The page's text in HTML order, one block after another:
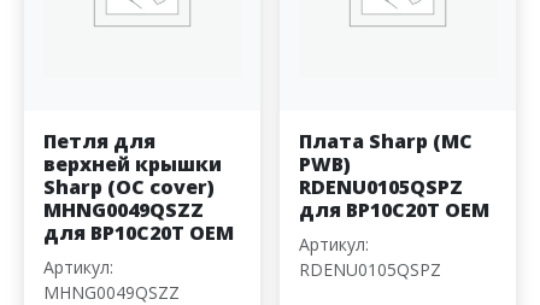
Петля для
верхней крышки
Sharp (OC cover)
MHNG0049QSZZ
для BP10C20T OEM
Артикул:
MHNG0049QSZZ
Плата Sharp (MC
PWB)
RDENU0105QSPZ
для BP10C20T OEM
Артикул:
RDENU0105QSPZ